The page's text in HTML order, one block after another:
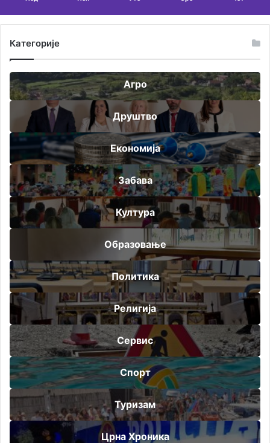
Категорије
Агро
Друштво
Економија
Забава
Култура
Образовање
Политика
Религија
Сервис
Спорт
Туризам
Црна Хроника